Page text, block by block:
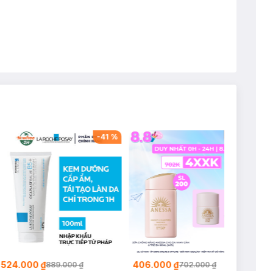
-41 %
524.000 ₫889.000 ₫ 406.000 ₫702.000 ₫